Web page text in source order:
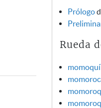
Prólogo
Rueda
momoquí